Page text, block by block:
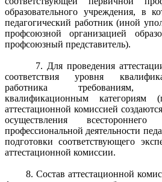
образовательного учреждения, в
педагогический работник (иной
профсоюзной организацией
профсоюзный представитель).
7. Для проведения аттестации
соответствия уровня
работника требованиям,
квалификационным
аттестационной комиссией
осуществления всестороннего
профессиональной деятельности
подготовки соответствующего
аттестационной комиссии.
8. Состав аттестационной